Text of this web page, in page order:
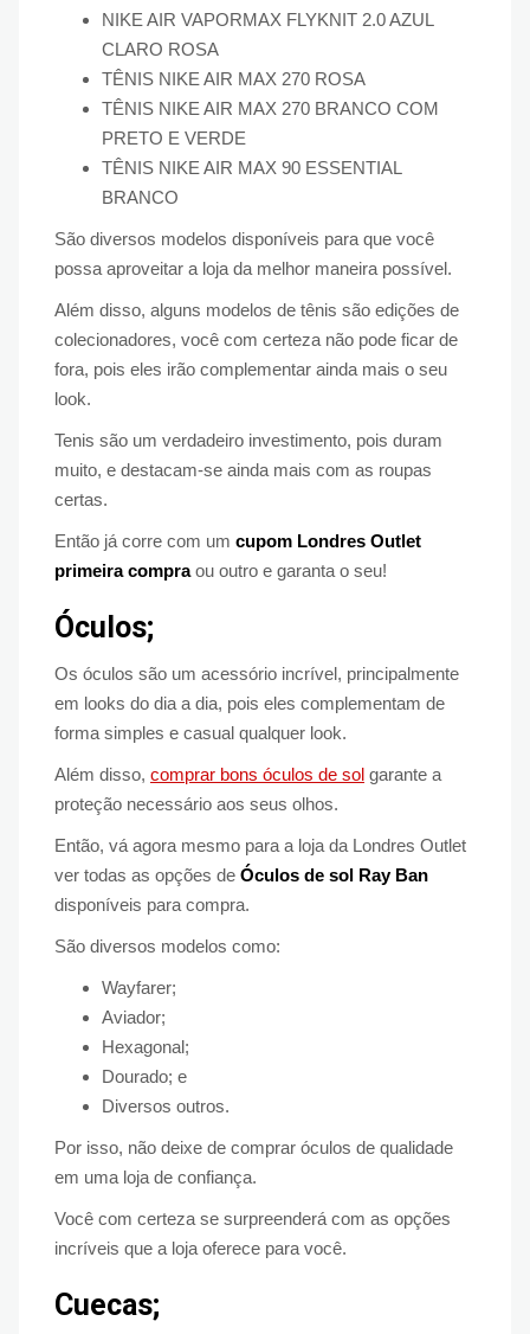
NIKE AIR VAPORMAX FLYKNIT 2.0 AZUL
CLARO ROSA
TÊNIS NIKE AIR MAX 270 ROSA
TÊNIS NIKE AIR MAX 270 BRANCO COM
PRETO E VERDE
TÊNIS NIKE AIR MAX 90 ESSENTIAL
BRANCO
São diversos modelos disponíveis para que você
possa aproveitar a loja da melhor maneira possível.
Além disso, alguns modelos de tênis são edições de
colecionadores, você com certeza não pode ficar de
fora, pois eles irão complementar ainda mais o seu
look.
Tenis são um verdadeiro investimento, pois duram
muito, e destacam-se ainda mais com as roupas
certas.
Então já corre com um cupom Londres Outlet
primeira compraou outro e garanta o seu!
Óculos;
Os óculos são um acessório incrível, principalmente
em looks do dia a dia, pois eles complementam de
forma simples e casual qualquer look.
Além disso, comprar bons óculos de sol garante a
proteção necessário aos seus olhos.
Então, vá agora mesmo para a loja da Londres Outlet
ver todas as opções de Óculos de sol Ray Ban
disponíveis para compra.
São diversos modelos como:
Wayfarer;
Aviador;
Hexagonal;
Dourado; e
Diversos outros.
Por isso, não deixe de comprar óculos de qualidade
em uma loja de confiança.
Você com certeza se surpreenderá com as opções
incríveis que a loja oferece para você.
Cuecas;